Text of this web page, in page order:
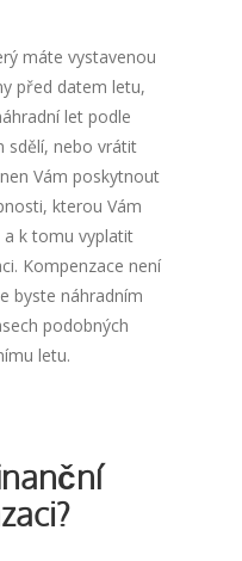
máte vystavenou
před datem letu,
let podle
sdělí, nebo vrátit
Vám poskytnout
kterou Vám
a k tomu vyplatit
Kompenzace není
byste náhradním
podobných
letu.